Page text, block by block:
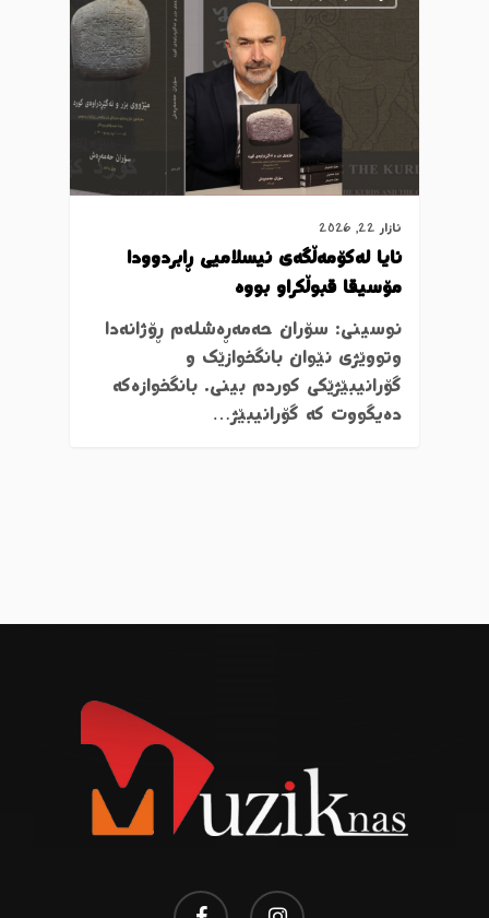
ئازار 22, 2026
ئایا لەکۆمەڵگەی ئیسلامیی ڕابردوودا
مۆسیقا قبوڵکراو بووە
نوسینی: سۆران حەمەڕەشلەم ڕۆژانەدا
وتووێژی نێوان بانگخوازێك و
گۆرانیبێژێکی کوردم بینی. بانگخوازەکە
دەیگووت کە گۆرانیبێژ…
facebook instagram